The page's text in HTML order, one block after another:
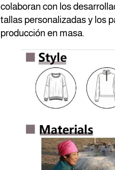
colaboran con los
tallas personalizadas y los
producción en masa.